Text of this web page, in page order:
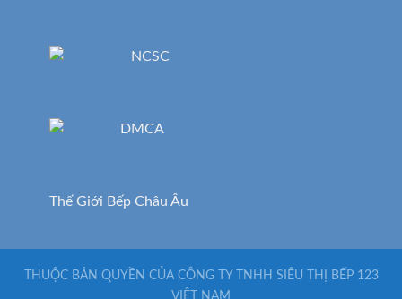
Thế Giới Bếp Châu Âu
THUỘC BẢN QUYỀN CỦA CÔNG TY TNHH SIÊU THỊ BẾP 123
VIỆT NAM